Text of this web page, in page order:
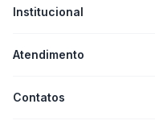
Institucional
Atendimento
Contatos